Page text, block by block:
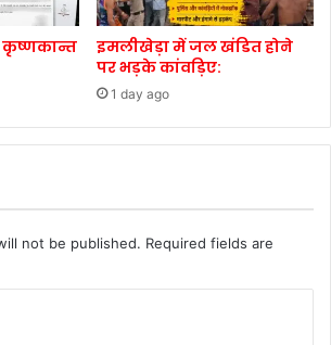
कृष्णकान्त
इमलीखेड़ा में जल खंडित होने
पर भड़के कांवड़िए:
1 day ago
not be published. Required fields are